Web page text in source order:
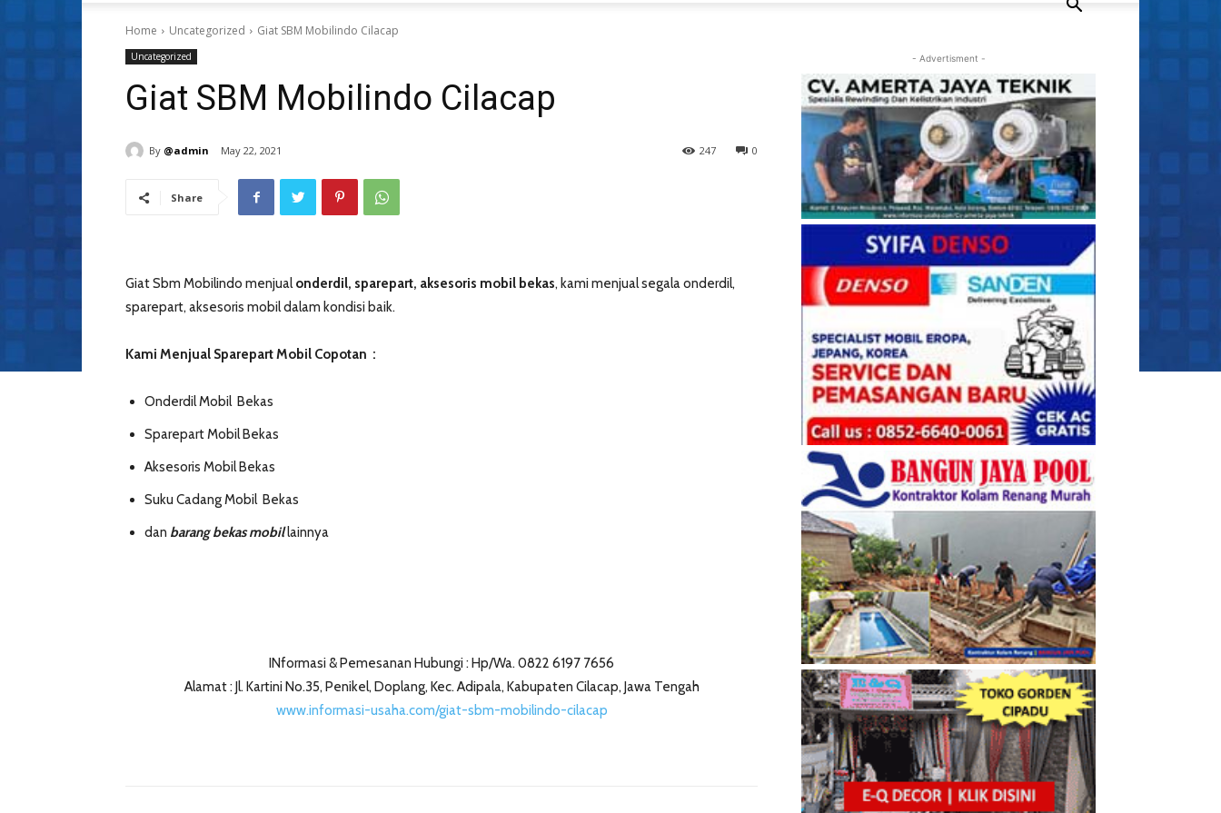
Home Uncategorized Giat SBM Mobilindo Cilacap
Uncategorized
Giat SBM Mobilindo Cilacap
By @admin May 22, 2021 0
247
Share
Giat Sbm Mobilindo menjualonderdil, sparepart, aksesoris mobil bekas, kami menjual segala onderdil,
sparepart, aksesoris mobil dalam kondisi baik.
Kami Menjual Sparepart Mobil Copotan :
Onderdil Mobil Bekas
Sparepart Mobil Bekas
Aksesoris Mobil Bekas
Suku Cadang Mobil Bekas
dan barang bekas mobillainnya
INformasi & Pemesanan Hubungi : Hp/Wa. 0822 6197 7656
Alamat : Jl. Kartini No.35, Penikel, Doplang, Kec. Adipala, Kabupaten Cilacap, Jawa Tengah
www.informasi-usaha.com/giat-sbm-mobilindo-cilacap
- Advertisment -